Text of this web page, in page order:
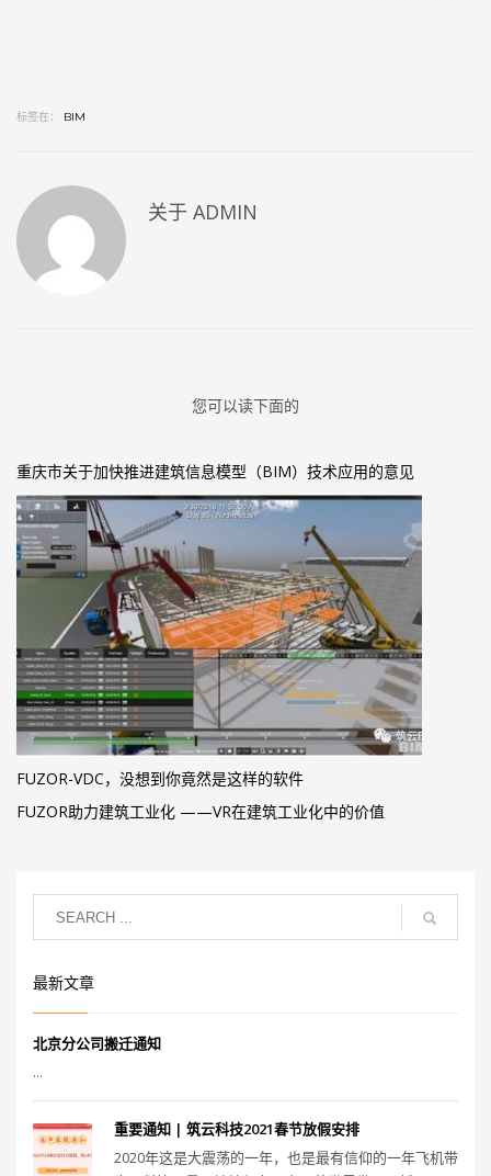
标签在： BIM
关于 ADMIN
您可以读下面的
重庆市关于加快推进建筑信息模型（BIM）技术应用的意见
FUZOR-VDC，没想到你竟然是这样的软件
FUZOR助力建筑工业化 ——VR在建筑工业化中的价值
最新文章
北京分公司搬迁通知
...
重要通知 | 筑云科技2021春节放假安排
2020年这是大震荡的一年，也是最有信仰的一年飞机带